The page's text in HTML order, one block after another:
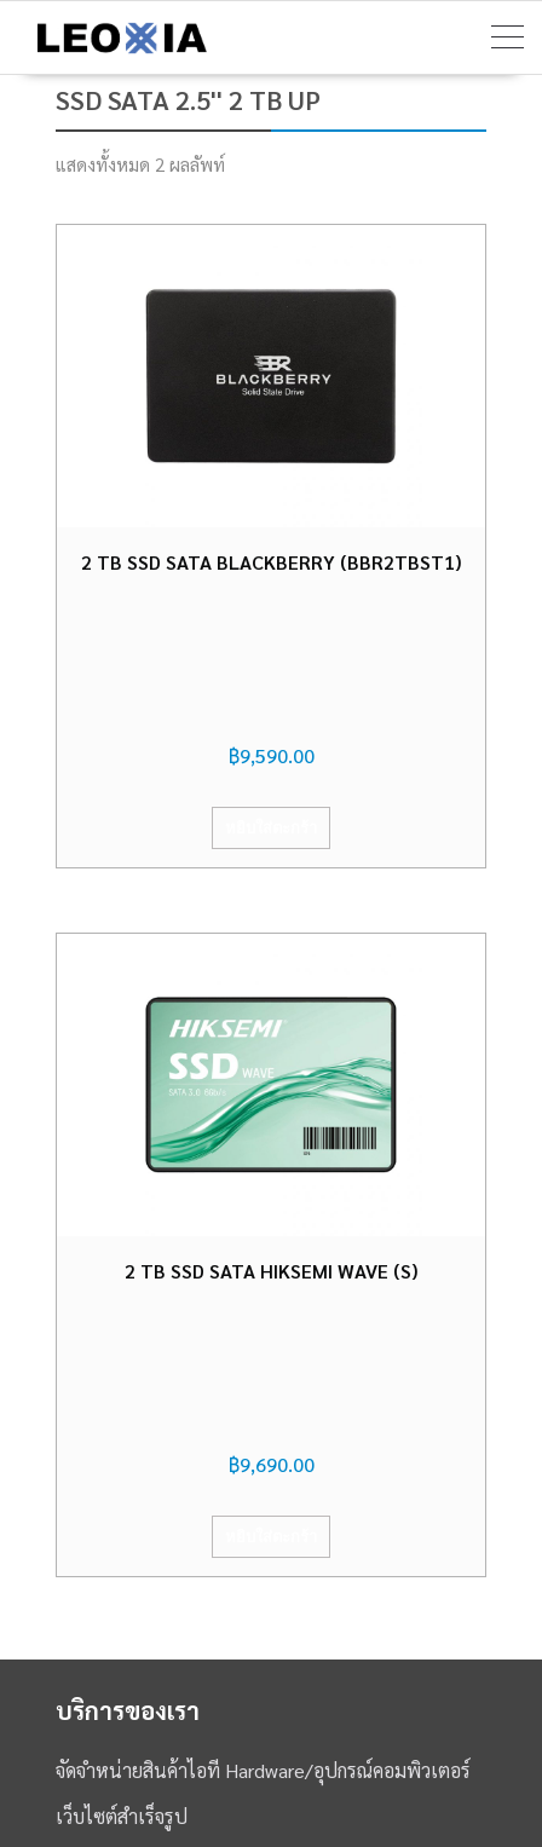
content
SSD SATA 2.5'' 2 TB UP
แสดงทั้งหมด 2 ผลลัพท์
2 TB SSD SATA BLACKBERRY (BBR2TBST1)
฿9,590.00
2 TB SSD SATA HIKSEMI WAVE (S)
฿9,690.00
บริการของเรา
จัดจำหน่ายสินค้าไอที Hardware/อุปกรณ์คอมพิวเตอร์
เว็บไซต์สำเร็จรูป